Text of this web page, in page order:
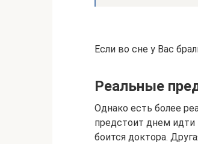
Если во сне у Вас
Реальные
Однако есть более
предстоит днем идти
боится доктора.